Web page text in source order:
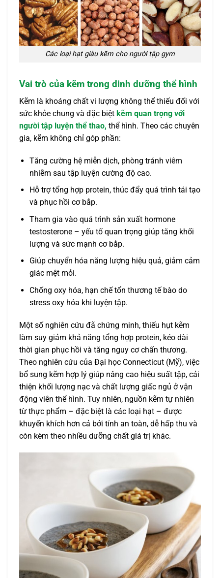
Các loại hạt giàu kẽm cho người tập gym
Vai trò của kẽm trong dinh dưỡng thể hình
Kẽm là khoáng chất vi lượng không thể thiếu đối với
sức khỏe chung và đặc biệt kẽm quan trọng với
người tập luyện thể thao, thể hình. Theo các chuyên
gia, kẽm không chỉ góp phần:
Tăng cường hệ miễn dịch, phòng tránh viêm
nhiễm sau tập luyện cường độ cao.
Hỗ trợ tổng hợp protein, thúc đẩy quá trình tái tạo
và phục hồi cơ bắp.
Tham gia vào quá trình sản xuất hormone
testosterone – yếu tố quan trọng giúp tăng khối
lượng và sức mạnh cơ bắp.
Giúp chuyển hóa năng lượng hiệu quả, giảm cảm
giác mệt mỏi.
Chống oxy hóa, hạn chế tổn thương tế bào do
stress oxy hóa khi luyện tập.
Một số nghiên cứu đã chứng minh, thiếu hụt kẽm
làm suy giảm khả năng tổng hợp protein, kéo dài
thời gian phục hồi và tăng nguy cơ chấn thương.
Theo nghiên cứu của Đại học Connecticut (Mỹ), việc
bổ sung kẽm hợp lý giúp nâng cao hiệu suất tập, cải
thiện khối lượng nạc và chất lượng giấc ngủ ở vận
động viên thể hình. Tuy nhiên, nguồn kẽm tự nhiên
từ thực phẩm – đặc biệt là các loại hạt – được
khuyến khích hơn cả bởi tính an toàn, dễ hấp thu và
còn kèm theo nhiều dưỡng chất giá trị khác.